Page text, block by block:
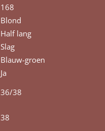
168
Blond
Half lang
Slag
Blauw-groen
Ja
36/38
38